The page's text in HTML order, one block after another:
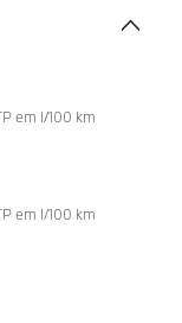
em l/100 km
em l/100 km